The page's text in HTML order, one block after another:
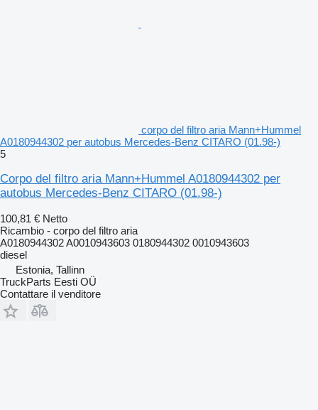
corpo del filtro aria Mann+Hummel
A0180944302 per autobus Mercedes-Benz CITARO (01.98-)
5
Corpo del filtro aria Mann+Hummel A0180944302 per
autobus Mercedes-Benz CITARO (01.98-)
100,81 € Netto
Ricambio - corpo del filtro aria
A0180944302 A0010943603 0180944302 0010943603
diesel
Estonia, Tallinn
TruckParts Eesti OÜ
Contattare il venditore